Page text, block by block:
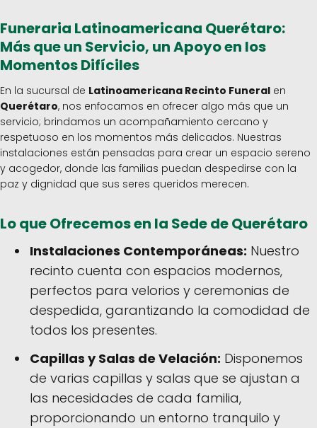
Funeraria Latinoamericana Querétaro:
Más que un Servicio, un Apoyo en los
Momentos Difíciles
En la sucursal de Latinoamericana Recinto Funeral en
Querétaro, nos enfocamos en ofrecer algo más que un
servicio; brindamos un acompañamiento cercano y
respetuoso en los momentos más delicados. Nuestras
instalaciones están pensadas para crear un espacio sereno
y acogedor, donde las familias puedan despedirse con la
paz y dignidad que sus seres queridos merecen.
Lo que Ofrecemos en la Sede de Querétaro
Instalaciones Contemporáneas: Nuestro
recinto cuenta con espacios modernos,
perfectos para velorios y ceremonias de
despedida, garantizando la comodidad de
todos los presentes.
Capillas y Salas de Velación: Disponemos
de varias capillas y salas que se ajustan a
las necesidades de cada familia,
proporcionando un entorno tranquilo y